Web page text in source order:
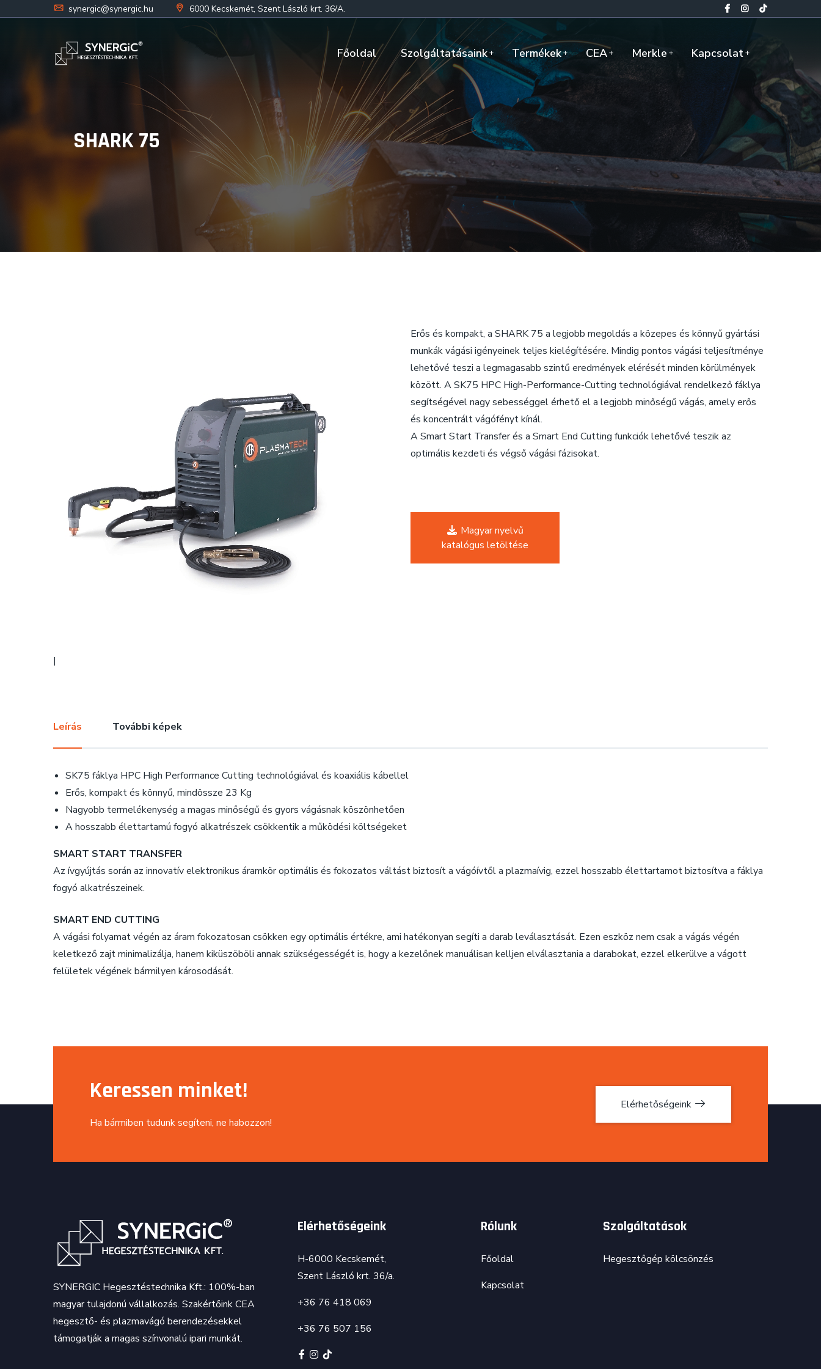
synergic@synergic.hu 6000 Kecskemét, Szent László krt. 36/A.
Főoldal Szolgáltatásaink Termékek CEA Merkle Kapcsolat
SHARK 75
|
Erős és kompakt, a SHARK 75 a legjobb megoldás a közepes és könnyű gyártási
munkák vágási igényeinek teljes kielégítésére. Mindig pontos vágási teljesítménye
lehetővé teszi a legmagasabb szintű eredmények elérését minden körülmények
között. A SK75 HPC High-Performance-Cutting technológiával rendelkező fáklya
segítségével nagy sebességgel érhető el a legjobb minőségű vágás, amely erős
és koncentrált vágófényt kínál.
A Smart Start Transfer és a Smart End Cutting funkciók lehetővé teszik az
optimális kezdeti és végső vágási fázisokat.
Magyar nyelvű
katalógus letöltése
Leírás További képek
SK75 fáklya HPC High Performance Cutting technológiával és koaxiális kábellel
Erős, kompakt és könnyű, mindössze 23 Kg
Nagyobb termelékenység a magas minőségű és gyors vágásnak köszönhetően
A hosszabb élettartamú fogyó alkatrészek csökkentik a működési költségeket
SMART START TRANSFER
Az ívgyújtás során az innovatív elektronikus áramkör optimális és fokozatos váltást biztosít a vágóívtől a plazmaívig, ezzel hosszabb élettartamot biztosítva a fáklya
fogyó alkatrészeinek.
SMART END CUTTING
A vágási folyamat végén az áram fokozatosan csökken egy optimális értékre, ami hatékonyan segíti a darab leválasztását. Ezen eszköz nem csak a vágás végén
keletkező zajt minimalizálja, hanem kiküszöböli annak szükségességét is, hogy a kezelőnek manuálisan kelljen elválasztania a darabokat, ezzel elkerülve a vágott
felületek végének bármilyen károsodását.
Keressen minket!
Ha bármiben tudunk segíteni, ne habozzon!
Elérhetőségeink
SYNERGIC Hegesztéstechnika Kft.: 100%-ban
magyar tulajdonú vállalkozás. Szakértőink CEA
hegesztő- és plazmavágó berendezésekkel
támogatják a magas színvonalú ipari munkát.
Elérhetőségeink
H-6000 Kecskemét,
Szent László krt. 36/a.
+36 76 418 069
+36 76 507 156
Rólunk
Főoldal
Kapcsolat
Szolgáltatások
Hegesztőgép kölcsönzés